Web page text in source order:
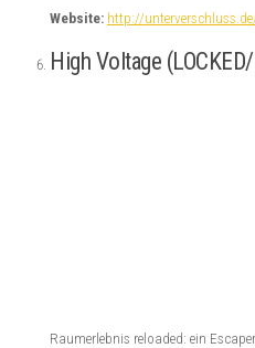
Website: http://
High Voltage
Raumerlebnis reloaded: ein